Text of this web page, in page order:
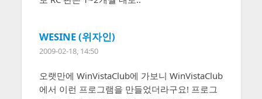
WESINE (위자인)
2009-02-18, 14:50
오랫만에 WinVistaClub에 가보니 WinVistaClub
에서 이런 프로그램을 만들었더라구요! 프로그